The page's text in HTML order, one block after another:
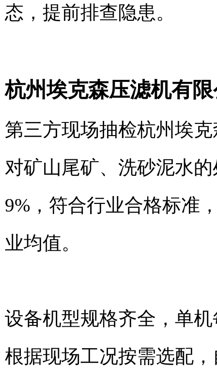
态，提前排查隐患。
杭州埃克森压滤机有
第三方现场抽检杭州埃
对矿山尾矿、洗砂泥水
9%，符合行业合格标准
业均值。
设备机型规格齐全，单
根据现场工况按需选配